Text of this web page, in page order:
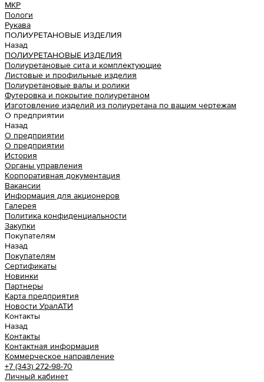
МКР
Пологи
Рукава
ПОЛИУРЕТАНОВЫЕ ИЗДЕЛИЯ
Назад
ПОЛИУРЕТАНОВЫЕ ИЗДЕЛИЯ
Полиуретановые сита и комплектующие
Листовые и профильные изделия
Полиуретановые валы и ролики
Футеровка и покрытие полиуретаном
Изготовление изделий из полиуретана по вашим чертежам
О предприятии
Назад
О предприятии
О предприятии
История
Органы управления
Корпоративная документация
Вакансии
Информация для акционеров
Галерея
Политика конфиденциальности
Закупки
Покупателям
Назад
Покупателям
Сертификаты
Новинки
Партнеры
Карта предприятия
Новости УралАТИ
Контакты
Назад
Контакты
Контактная информация
Коммерческое направление
+7 (343) 272-98-70
Личный кабинет